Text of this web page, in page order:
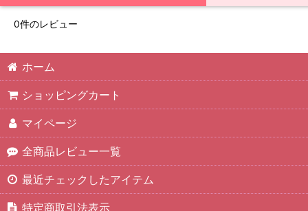
0件のレビュー
ホーム
ショッピングカート
マイページ
全商品レビュー一覧
最近チェックしたアイテム
特定商取引法表示